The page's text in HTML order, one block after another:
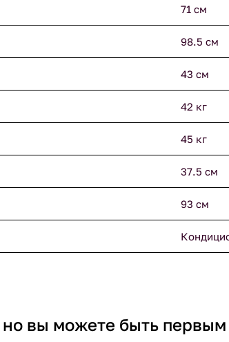
71 см
98.5 см
43 см
42 кг
45 кг
37.5 см
93 см
но вы можете быть первым